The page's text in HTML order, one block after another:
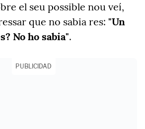
el seu possible nou veí,
que no sabia res: "Un
No ho sabia".
PUBLICIDAD